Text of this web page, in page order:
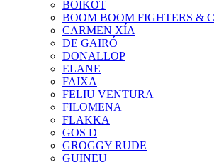
BOIKOT
BOOM BOOM FIGHTERS &
CARMEN XÍA
DE GAIRÓ
DONALLOP
ELANE
FAIXA
FELIU VENTURA
FILOMENA
FLAKKA
GOS D
GROGGY RUDE
GUINEU